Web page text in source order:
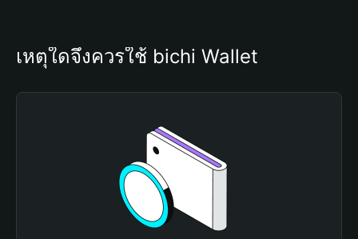
เหตุใดจึงควรใช้ bichi Wallet